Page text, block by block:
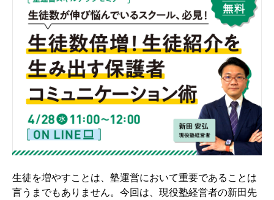
生徒を増やすことは、塾運営において重要であることは
言うまでもありません。今回は、現役塾経営者の新田先